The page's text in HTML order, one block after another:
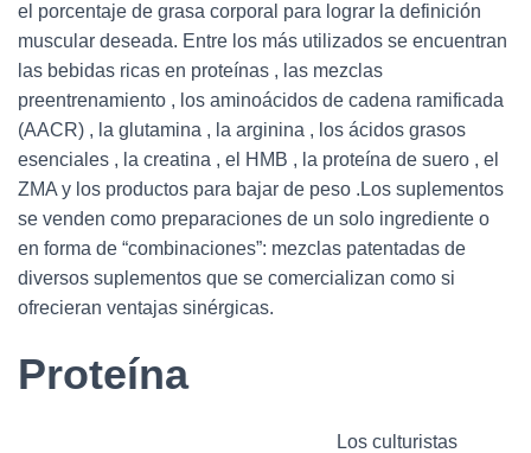
el porcentaje de grasa corporal para lograr la definición
muscular deseada. Entre los más utilizados se encuentran
las bebidas ricas en proteínas , las mezclas
preentrenamiento , los aminoácidos de cadena ramificada
(AACR) , la glutamina , la arginina , los ácidos grasos
esenciales , la creatina , el HMB , la proteína de suero , el
ZMA y los productos para bajar de peso .Los suplementos
se venden como preparaciones de un solo ingrediente o
en forma de “combinaciones”: mezclas patentadas de
diversos suplementos que se comercializan como si
ofrecieran ventajas sinérgicas.
Proteína
Los culturistas